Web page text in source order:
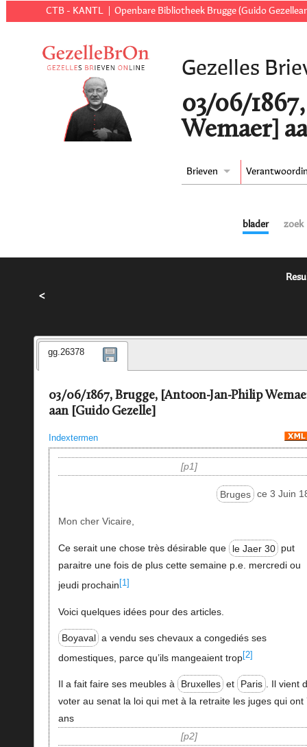
CTB - KANTL Openbare Bibliotheek Brugge (Guido
Gezelles
03/06/
Wemaer]
Brieven
blader zoek
<
gg.26378
03/06/1867, Brugge, [Antoon-Jan-Philip
aan [Guido Gezelle]
Indextermen
p1
Bruges ce 3 Juin
Mon cher Vicaire,
Ce serait une chose très désirable que le Jaer 30 put
paraitre une fois de plus cette semaine p.e. mercredi ou
jeudi prochain [1]
Voici quelques idées pour des articles.
Boyaval a vendu ses chevaux a congediés ses
domestiques, parce qu’ils mangeaient trop[2]
Il a fait faire ses meubles à Bruxelles et Paris
. Il vient
voter au senat la loi qui met à la retraite les juges qui ont
ans
p2